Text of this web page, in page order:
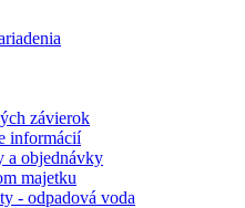
závierok
informácií
a objednávky
majetku
- odpadová voda